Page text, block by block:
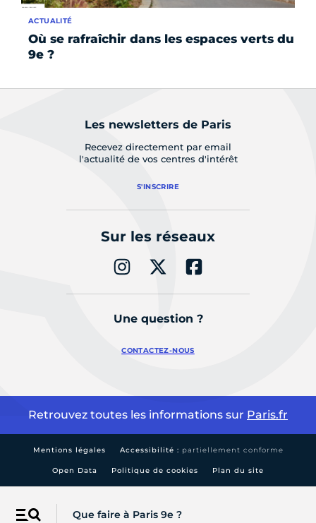
Menu Que faire à Paris 9e ?
Où se rafraîchir dans les espaces verts du
9e ?
ACTUALITÉ
Les newsletters de Paris
Recevez directement par email
l'actualité de vos centres d'intérêt
S'INSCRIRE
Sur les réseaux
Une question ?
CONTACTEZ-NOUS
Retrouvez toutes les informations sur Paris.fr
Mentions légales Accessibilité : partiellement conforme
Open Data Politique de cookies Plan du site